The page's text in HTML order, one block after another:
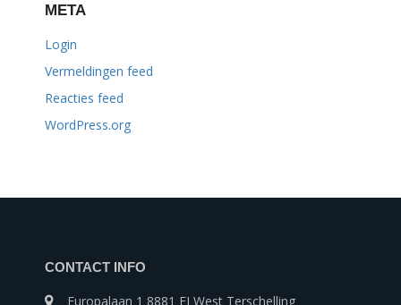
META
Login
Vermeldingen feed
Reacties feed
WordPress.org
CONTACT INFO
Europalaan 1 8881 EJ West Terschelling